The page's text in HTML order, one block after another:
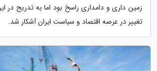
زمین داری و دامداری راسخ بود اما به تدریج در
تغییر در عرصه اقتصاد و سیاست ایران آشکار شد.